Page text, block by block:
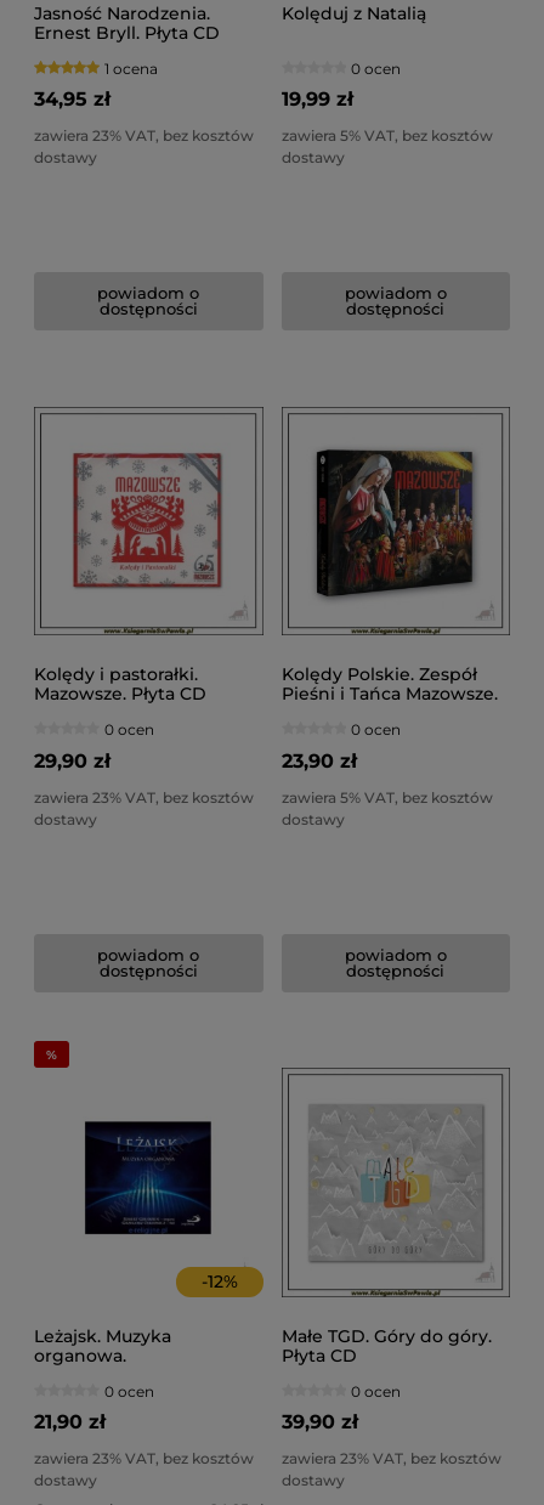
Jasność Narodzenia.
Ernest Bryll. Płyta CD
1 ocena
34,95 zł
zawiera 23% VAT, bez kosztów
dostawy
powiadom o
dostępności
Kolęduj z Natalią
0 ocen
19,99 zł
zawiera 5% VAT, bez kosztów
dostawy
powiadom o
dostępności
Kolędy i pastorałki.
Mazowsze. Płyta CD
0 ocen
29,90 zł
zawiera 23% VAT, bez kosztów
dostawy
powiadom o
dostępności
Kolędy Polskie. Zespół
Pieśni i Tańca Mazowsze.
0 ocen
23,90 zł
zawiera 5% VAT, bez kosztów
dostawy
powiadom o
dostępności
-12%
Leżajsk. Muzyka
organowa.
0 ocen
21,90 zł
zawiera 23% VAT, bez kosztów
dostawy
Małe TGD. Góry do góry.
Płyta CD
0 ocen
39,90 zł
zawiera 23% VAT, bez kosztów
dostawy